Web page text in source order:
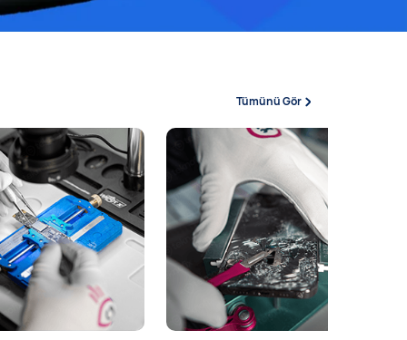
Tümünü Gör